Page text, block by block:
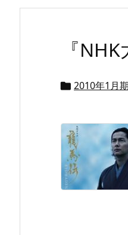
『
 2010年1月期